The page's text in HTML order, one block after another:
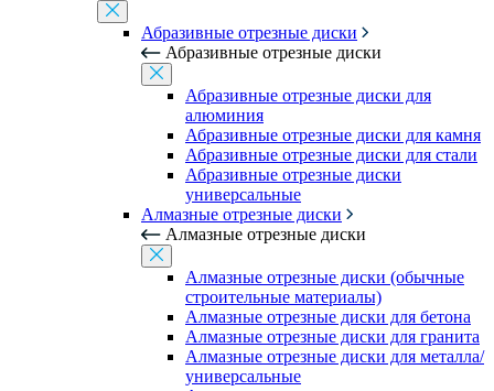
Абразивные отрезные диски
Абразивные отрезные диски
Абразивные отрезные диски для
алюминия
Абразивные отрезные диски для камня
Абразивные отрезные диски для стали
Абразивные отрезные диски
универсальные
Алмазные отрезные диски
Алмазные отрезные диски
Алмазные отрезные диски (обычные
строительные материалы)
Алмазные отрезные диски для бетона
Алмазные отрезные диски для гранита
Алмазные отрезные диски для металла/
универсальные